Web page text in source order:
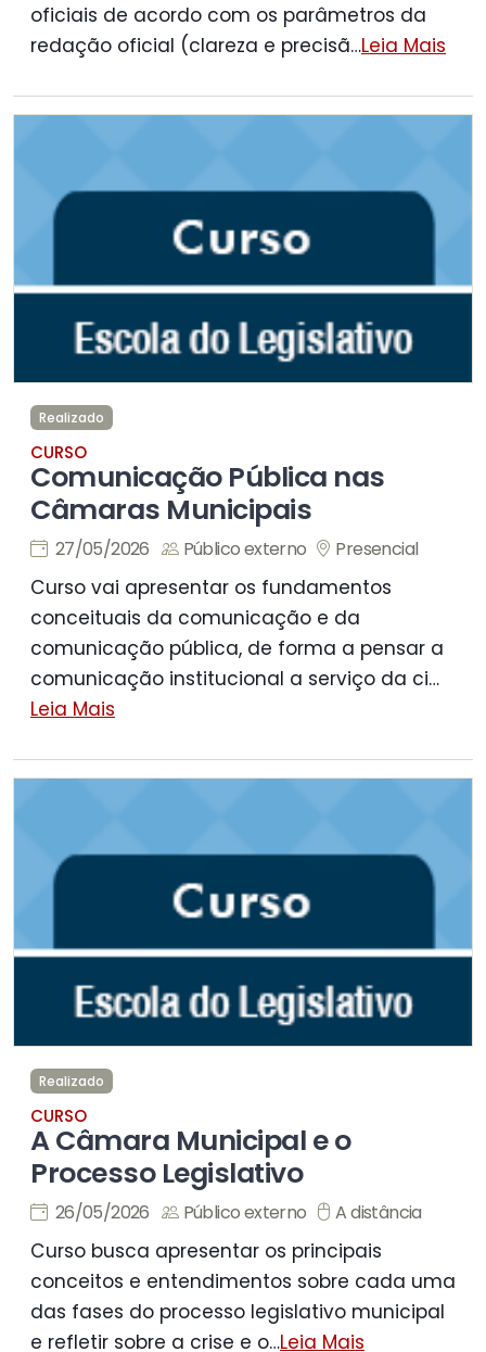
oficiais de acordo com os parâmetros da
redação oficial (clareza e precisã…Leia Mais
Realizado
CURSO
Comunicação Pública nas
Câmaras Municipais
27/05/2026 Público externo Presencial
Curso vai apresentar os fundamentos
conceituais da comunicação e da
comunicação pública, de forma a pensar a
comunicação institucional a serviço da ci…
Leia Mais
Realizado
CURSO
A Câmara Municipal e o
Processo Legislativo
26/05/2026 Público externo A distância
Curso busca apresentar os principais
conceitos e entendimentos sobre cada uma
das fases do processo legislativo municipal
e refletir sobre a crise e o…Leia Mais